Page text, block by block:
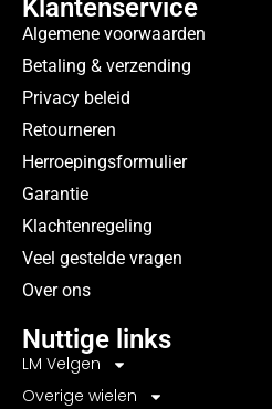
Klantenservice
Algemene voorwaarden
Betaling & verzending
Privacy beleid
Retourneren
Herroepingsformulier
Garantie
Klachtenregeling
Veel gestelde vragen
Over ons
Nuttige links
LM Velgen
Overige wielen